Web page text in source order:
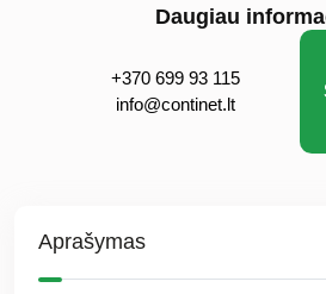
Daugiau
+370 699 93 115
info@continet.lt
Aprašymas